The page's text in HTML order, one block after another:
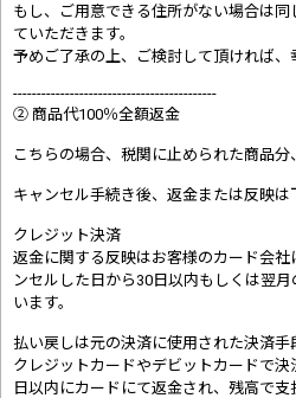
もし、ご用意できる住所がない場合は
ていただきます。
予めご了承の上、ご検討して頂ければ、
-------------------------------------------
② 商品代100％全額返金
こちらの場合、税関に止められた商品分
キャンセル手続き後、返金または反映は
クレジット決済
返金に関する反映はお客様のカード会社
ンセルした日から30日以内もしくは翌
います。
払い戻しは元の決済に使用された決済手
クレジットカードやデビットカードで
日以内にカードにて返金され、残高で